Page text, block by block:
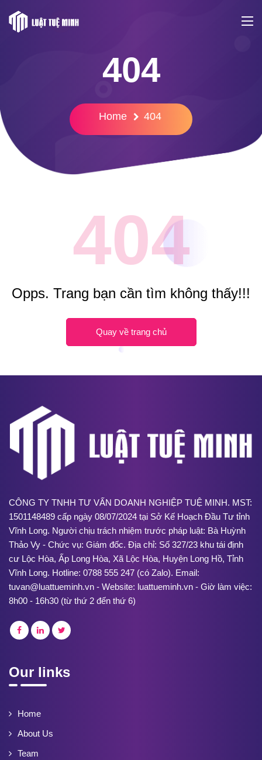
404
Home 404
404
Opps. Trang bạn cần tìm không thấy!!!
Quay về trang chủ
CÔNG TY TNHH TƯ VẤN DOANH NGHIỆP TUỆ MINH. MST:
1501148489 cấp ngày 08/07/2024 tại Sở Kế Hoạch Đầu Tư tỉnh
Vĩnh Long. Người chịu trách nhiệm trước pháp luật: Bà Huỳnh
Thảo Vy - Chức vụ: Giám đốc. Địa chỉ: Số 327/23 khu tái định
cư Lộc Hòa, Ấp Long Hòa, Xã Lộc Hòa, Huyện Long Hồ, Tỉnh
Vĩnh Long. Hotline: 0788 555 247 (có Zalo). Email:
tuvan@luattueminh.vn - Website: luattueminh.vn - Giờ làm việc:
8h00 - 16h30 (từ thứ 2 đến thứ 6)
Our links
Home
About Us
Team